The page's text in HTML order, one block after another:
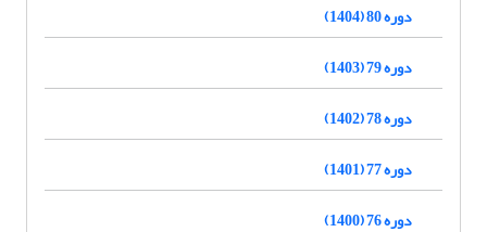
دوره 80 (1404)
دوره 79 (1403)
دوره 78 (1402)
دوره 77 (1401)
دوره 76 (1400)